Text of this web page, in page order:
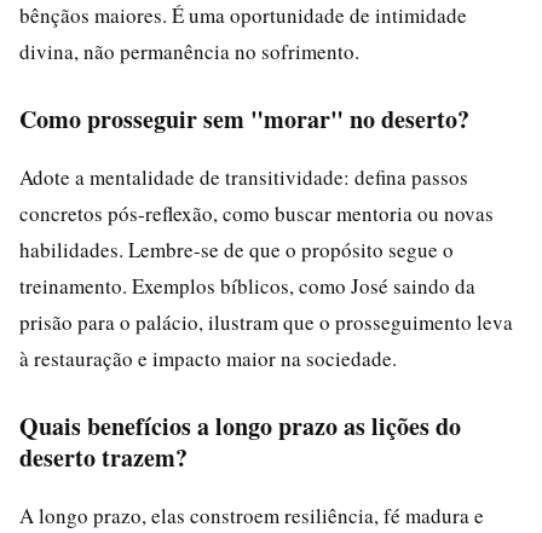
bênçãos maiores. É uma oportunidade de intimidade
divina, não permanência no sofrimento.
Como prosseguir sem "morar" no deserto?
Adote a mentalidade de transitividade: defina passos
concretos pós-reflexão, como buscar mentoria ou novas
habilidades. Lembre-se de que o propósito segue o
treinamento. Exemplos bíblicos, como José saindo da
prisão para o palácio, ilustram que o prosseguimento leva
à restauração e impacto maior na sociedade.
Quais benefícios a longo prazo as lições do
deserto trazem?
A longo prazo, elas constroem resiliência, fé madura e